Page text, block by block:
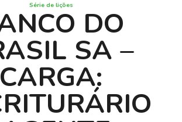
Série de lições
DO
SA –
CARGA: